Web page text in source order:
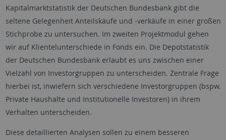
Kapitalmarktstatistik der Deutschen Bundesbank gibt die
seltene Gelegenheit Anteilskäufe und -verkäufe in einer großen
Stichprobe zu untersuchen. Im zweiten Projektmodul gehen
wir auf Klientelunterschiede in Fonds ein. Die Depotstatistik
der Deutschen Bundesbank erlaubt es uns zwischen einer
Vielzahl von Investorgruppen zu unterscheiden. Zentrale Frage
hierbei ist, inwiefern sich verschiedene Investorgruppen (bspw.
Private Haushalte und Institutionelle Investoren) in ihrem
Verhalten unterscheiden.
Diese detaillierten Analysen sollen zu einem besseren